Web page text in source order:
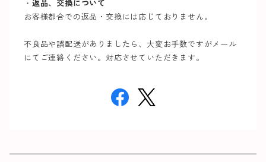
・ 返品、交換について
お客様都合での返品・交換には応じておりません。
不良品や誤配送がありましたら、大変お手数ですがメール
にてご連絡ください。対応させていただきます。